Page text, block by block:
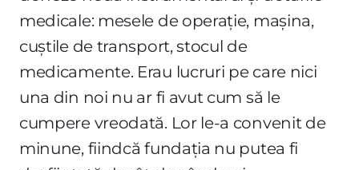
medicale: mesele de operație, mașina,
cuștile de transport, stocul de
medicamente. Erau lucruri pe care nici
una din noi nu ar fi avut cum să le
cumpere vreodată. Lor le-a convenit de
minune, fiindcă fundația nu putea fi